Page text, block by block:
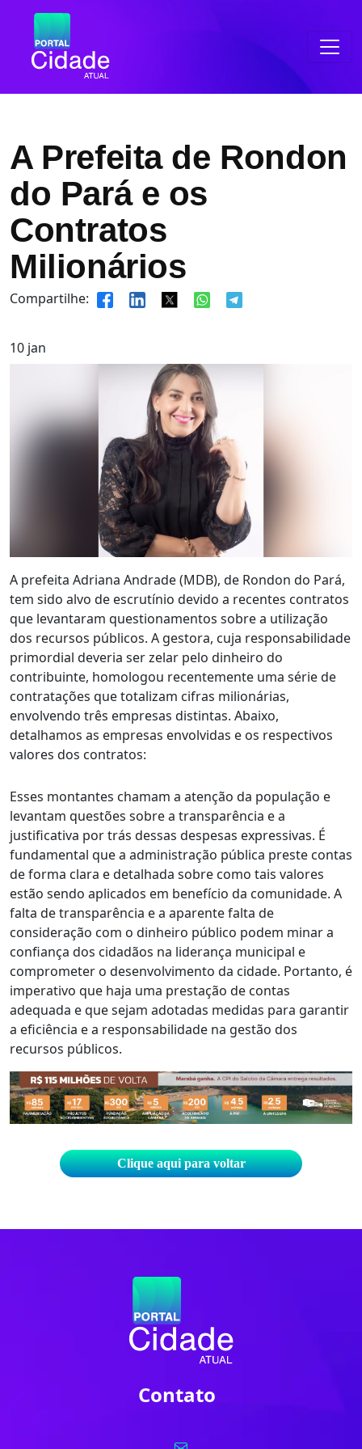
A Prefeita de Rondon
do Pará e os
Contratos
Milionários
Compartilhe:
10 jan
A prefeita Adriana Andrade (MDB), de Rondon do Pará,
tem sido alvo de escrutínio devido a recentes contratos
que levantaram questionamentos sobre a utilização
dos recursos públicos. A gestora, cuja responsabilidade
primordial deveria ser zelar pelo dinheiro do
contribuinte, homologou recentemente uma série de
contratações que totalizam cifras milionárias,
envolvendo três empresas distintas. Abaixo,
detalhamos as empresas envolvidas e os respectivos
valores dos contratos:
Esses montantes chamam a atenção da população e
levantam questões sobre a transparência e a
justificativa por trás dessas despesas expressivas. É
fundamental que a administração pública preste contas
de forma clara e detalhada sobre como tais valores
estão sendo aplicados em benefício da comunidade. A
falta de transparência e a aparente falta de
consideração com o dinheiro público podem minar a
confiança dos cidadãos na liderança municipal e
comprometer o desenvolvimento da cidade. Portanto, é
imperativo que haja uma prestação de contas
adequada e que sejam adotadas medidas para garantir
a eficiência e a responsabilidade na gestão dos
recursos públicos.
Clique aqui para voltar
Contato